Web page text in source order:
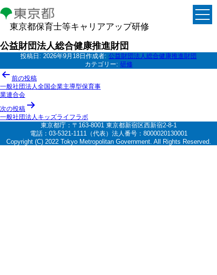
東京都保育士等キャリアアップ研修
公益財団法人総合健康推進財団
投稿日: 2026年9月18日 作成者: 公益財団法人総合健康推進財団
カテゴリー: 研修
投
稿
ナ
ビ
ゲ
ー
前の投稿
一般社団法人全国企業主導型保育事
業連合会
次の投稿
一般社団法人キッズライフラボ
東京都庁：〒163-8001 東京都新宿区西新宿2-8-1
電話：03-5321-1111（代表）法人番号：8000020130001
Copyright (C) 2022 Tokyo Metropolitan Government. All Rights Reserved.